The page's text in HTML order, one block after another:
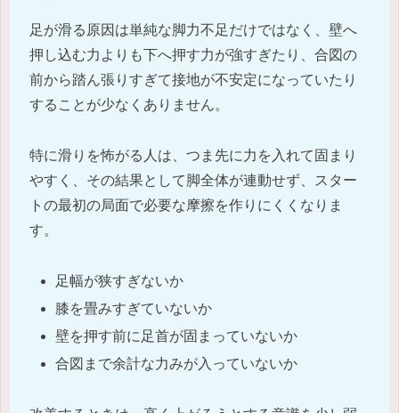
足が滑る原因は単純な脚力不足だけではなく、壁へ
押し込む力よりも下へ押す力が強すぎたり、合図の
前から踏ん張りすぎて接地が不安定になっていたり
することが少なくありません。
特に滑りを怖がる人は、つま先に力を入れて固まり
やすく、その結果として脚全体が連動せず、スター
トの最初の局面で必要な摩擦を作りにくくなりま
す。
足幅が狭すぎないか
膝を畳みすぎていないか
壁を押す前に足首が固まっていないか
合図まで余計な力みが入っていないか